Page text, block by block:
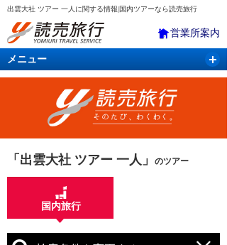
出雲大社 ツアー 一人に関する情報|国内ツアーなら読売旅行
営業所案内
メニュー
国内旅行 バスツアー 海外旅行
「出雲大社 ツアー 一人」 のツアー
国内旅行